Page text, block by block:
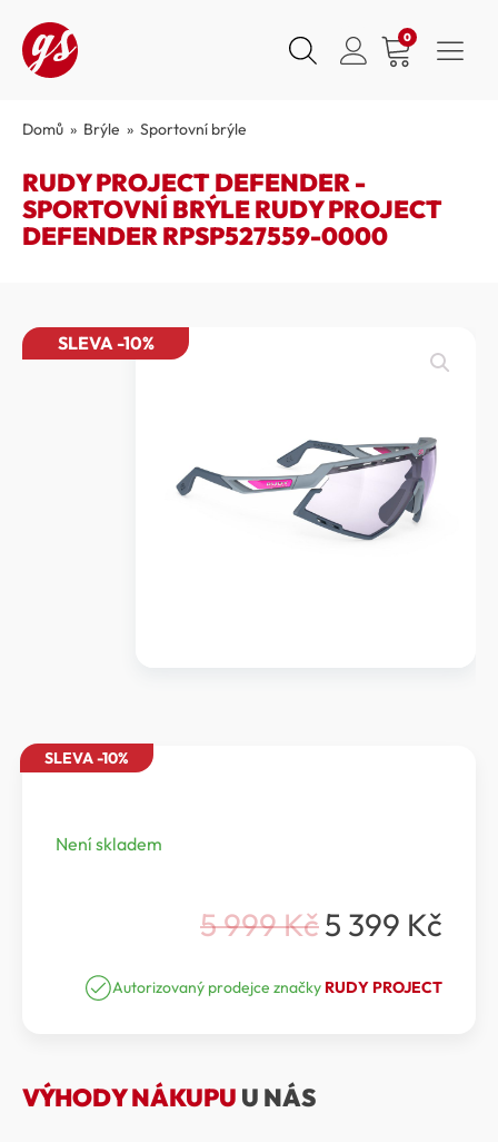
0
Domů » Brýle » Sportovní brýle
RUDY PROJECT DEFENDER -
SPORTOVNÍ BRÝLE RUDY PROJECT
DEFENDER RPSP527559-0000
SLEVA -10%
SLEVA -10%
Není skladem
5 999Kč
Původní
byla:
5 399 Kč
Aktuální
je:
Autorizovaný prodejce značky RUDY PROJECT
VÝHODY NÁKUPU U NÁS